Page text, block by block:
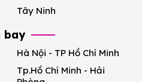
Tây Ninh
bay
Hà Nội - TP Hồ Chí Minh
Tp.Hồ Chí Minh - Hải